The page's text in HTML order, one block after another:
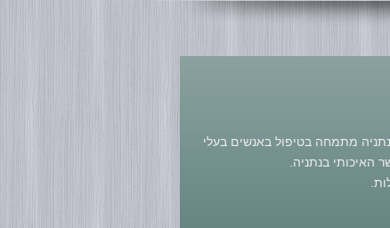
מתמחה בטיפול באנשים בעלי
האיכותי בנתניה.